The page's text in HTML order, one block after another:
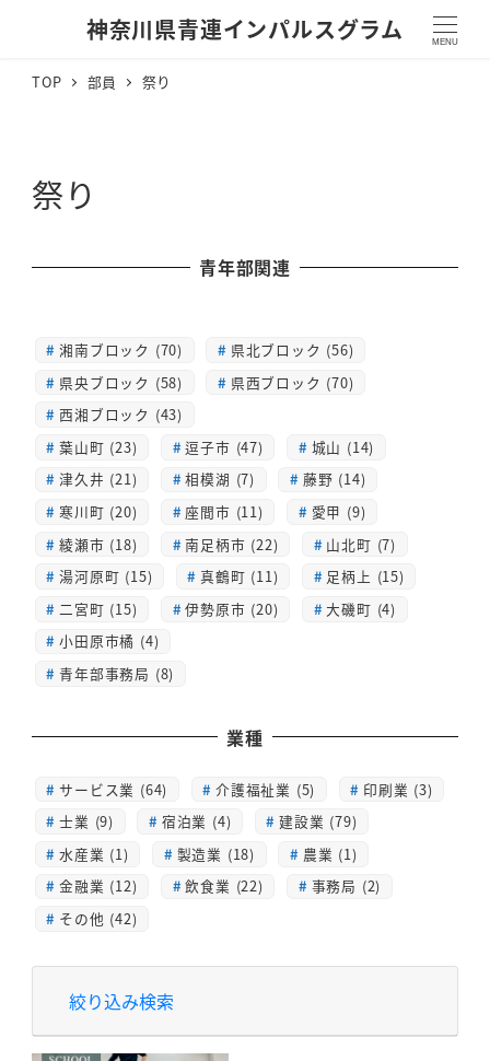
神奈川県青連インパルスグラム MENU
TOP 部員 祭り
祭り
青年部関連
湘南ブロック (70)
県北ブロック (56)
県央ブロック (58)
県西ブロック (70)
西湘ブロック (43)
葉山町 (23)
逗子市 (47)
城山 (14)
津久井 (21)
相模湖 (7)
藤野 (14)
寒川町 (20)
座間市 (11)
愛甲 (9)
綾瀬市 (18)
南足柄市 (22)
山北町 (7)
湯河原町 (15)
真鶴町 (11)
足柄上 (15)
二宮町 (15)
伊勢原市 (20)
大磯町 (4)
小田原市橘 (4)
青年部事務局 (8)
業種
サービス業 (64) 介護福祉業 (5)
印刷業 (3)
士業 (9)
宿泊業 (4)
建設業 (79)
水産業 (1)
製造業 (18)
農業 (1)
金融業 (12)
飲食業 (22)
事務局 (2)
その他 (42)
絞り込み検索